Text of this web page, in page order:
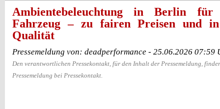
Ambientebeleuchtung in Berlin für
Fahrzeug – zu fairen Preisen und in
Qualität
Pressemeldung von: deadperformance - 25.06.2026 07:59
Den verantwortlichen Pressekontakt, für den Inhalt der Pressemeldung,
Pressemeldung bei Pressekontakt.